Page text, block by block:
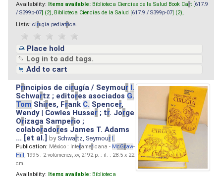
Availability: Items available: Biblioteca Ciencias de la Salud Book Cart [ 617.9
/ S399p-07 ] (2), Biblioteca Ciencias de la Salud [ 617.9 / S399p-07 ] (2),
Lists: cirugia pediatrica
Place hold
Log in to add tags.
Add to cart
Principios de cirugía / Seymour I.
Schwartz ; editores asociados G.
Tom Shires, Frank C. Spencer,
Wendy | Cowles Husser ; tr. Jorge
Orizaga Samperio ;
colaboradores James T. Adams
... [et al.]by Schwartz, Seymour I.
Publication: México : Interamericana - McGraw-
Hill, 1995 . 2 volúmenes, xv, 2192 p. : il. ; 28.5 x 22
cm.
Availability: Items available: Biblioteca